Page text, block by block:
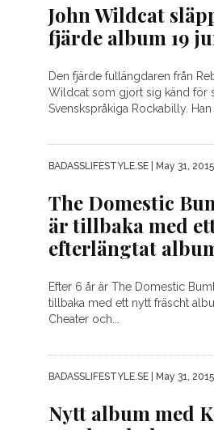
John Wildcat
fjärde album 19
Den fjärde fullängdaren från
Wildcat som gjort sig känd för
Svenskspråkiga Rockabilly. Han
BADASSLIFESTYLE.SE | May 31, 2015
The Domestic
är tillbaka med
efterlängtat
Efter 6 år är The Domestic
tillbaka med ett nytt fräscht
Cheater och...
BADASSLIFESTYLE.SE | May 31, 2015
Nytt album med